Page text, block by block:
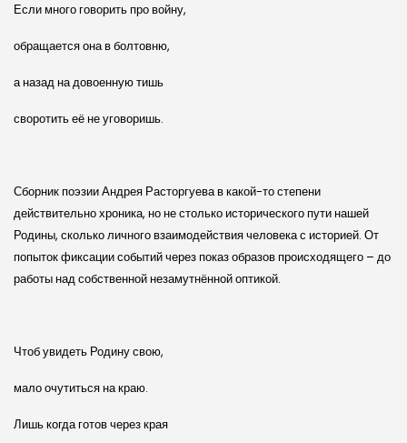
Если много говорить про войну,
обращается она в болтовню,
а назад на довоенную тишь
своротить её не уговоришь.
Сборник поэзии Андрея Расторгуева в какой-то степени
действительно хроника, но не столько исторического пути нашей
Родины, сколько личного взаимодействия человека с историей. От
попыток фиксации событий через показ образов происходящего – до
работы над собственной незамутнённой оптикой.
Чтоб увидеть Родину свою,
мало очутиться на краю.
Лишь когда готов через края